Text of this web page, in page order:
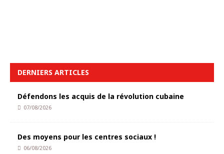
DERNIERS ARTICLES
Défendons les acquis de la révolution cubaine
07/08/2026
Des moyens pour les centres sociaux !
06/08/2026